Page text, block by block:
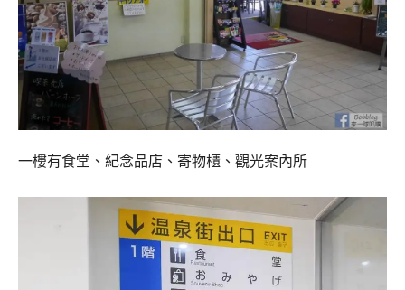
一樓有食堂、紀念品店、寄物櫃、觀光案內所